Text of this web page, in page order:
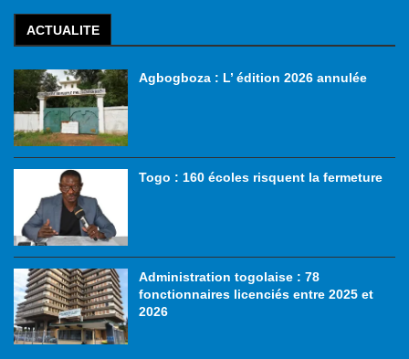
ACTUALITE
Agbogboza : L’ édition 2026 annulée
Togo : 160 écoles risquent la fermeture
Administration togolaise : 78
fonctionnaires licenciés entre 2025 et
2026